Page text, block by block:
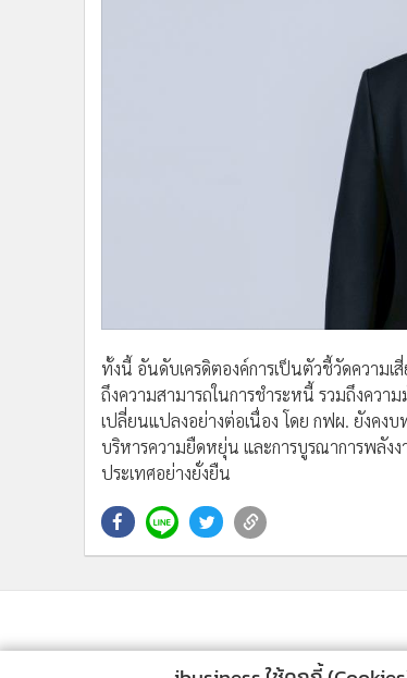
ทั้งนี้ อันดับเครดิตองค์การเป็นตัวชี้วัดความ
ถึงความสามารถในการชำระหนี้ รวมถึงควา
เปลี่ยนแปลงอย่างต่อเนื่อง โดย กฟผ. ยังค
บริหารความยืดหยุ่น และการบูรณาการพลัง
ประเทศอย่างยั่งยืน